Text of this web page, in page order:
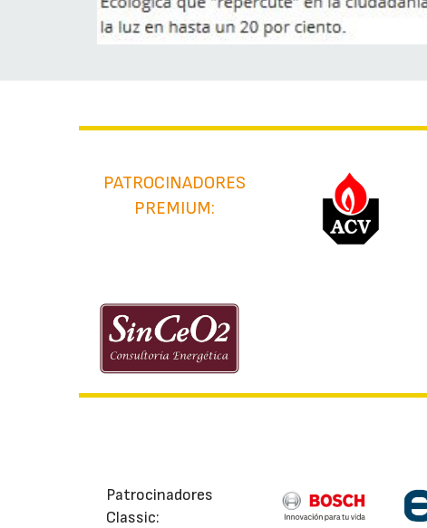
PATROCINADORES
PREMIUM:
Patrocinadores
Classic: